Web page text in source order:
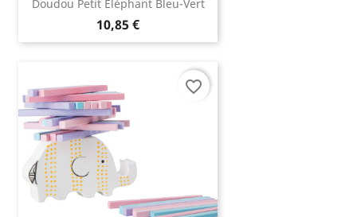
Doudou Petit Éléphant Bleu-Vert
10,85 €
favorite_border